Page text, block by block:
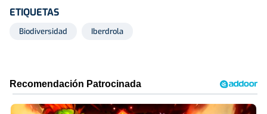
ETIQUETAS
Biodiversidad Iberdrola